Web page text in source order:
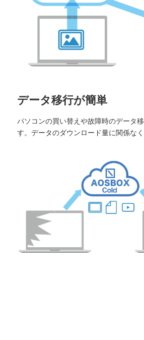
データ移行が簡単
パソコンの買い替えや故障時のデータ
す。データのダウンロード量に関係な